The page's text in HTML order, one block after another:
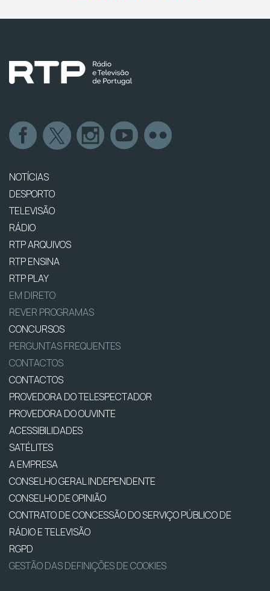
NOTÍCIAS
DESPORTO
TELEVISÃO
RÁDIO
RTP ARQUIVOS
RTP ENSINA
RTP PLAY
EM DIRETO
REVER PROGRAMAS
CONCURSOS
PERGUNTAS FREQUENTES
CONTACTOS
CONTACTOS
PROVEDORA DO TELESPECTADOR
PROVEDORA DO OUVINTE
ACESSIBILIDADES
SATÉLITES
A EMPRESA
CONSELHO GERAL INDEPENDENTE
CONSELHO DE OPINIÃO
CONTRATO DE CONCESSÃO DO SERVIÇO PÚBLICO DE
RÁDIO E TELEVISÃO
RGPD
GESTÃO DAS DEFINIÇÕES DE COOKIES